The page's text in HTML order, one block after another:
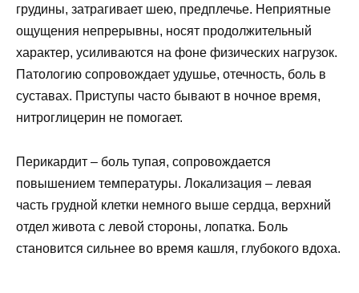
грудины, затрагивает шею, предплечье. Неприятные
ощущения непрерывны, носят продолжительный
характер, усиливаются на фоне физических нагрузок.
Патологию сопровождает удушье, отечность, боль в
суставах. Приступы часто бывают в ночное время,
нитроглицерин не помогает.
Перикардит – боль тупая, сопровождается
повышением температуры. Локализация – левая
часть грудной клетки немного выше сердца, верхний
отдел живота с левой стороны, лопатка. Боль
становится сильнее во время кашля, глубокого вдоха.